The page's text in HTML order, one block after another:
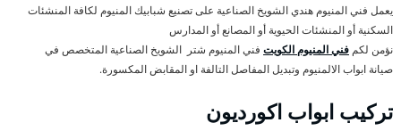
يعمل فني المنيوم هندي الشويخ الصناعية على تصنيع شبابيك المنيوم لكافة المنشئات
السكنية أو المنشئات الحيوية أو المصانع أو المدارس
نؤمن لكم فني المنيوم الكويت فني المنيوم شتر الشويخ الصناعية المتخصص في
صيانة ابواب الالمنيوم وتبديل المفاصل التالفة او المقابض المكسورة.
تركيب ابواب اكورديون